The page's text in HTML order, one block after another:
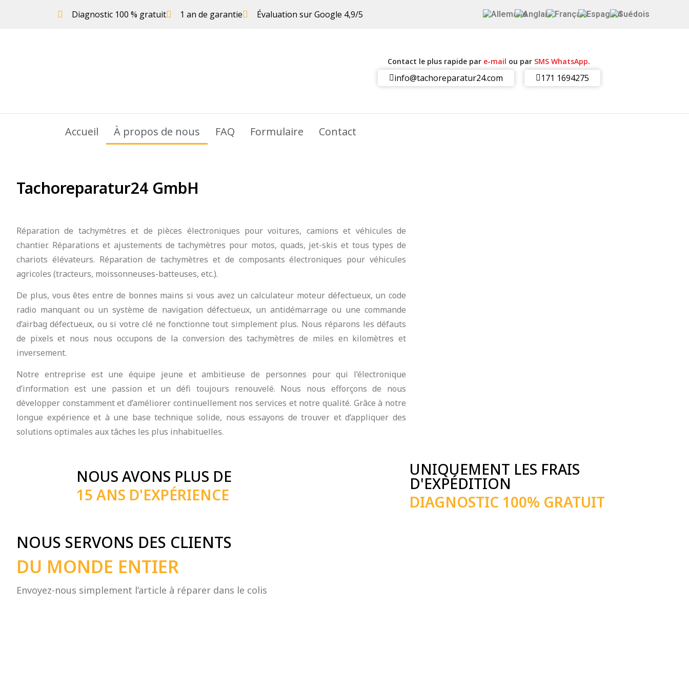
Diagnostic 100 % gratuit 1 an de garantie Évaluation sur Google 4,9/5
Contact le plus rapide par e-mail ou par SMS WhatsApp.
info@tachoreparatur24.com 171 1694275
Accueil À propos de nous FAQ Formulaire Contact
Tachoreparatur24 GmbH
Réparation de tachymètres et de pièces électroniques pour voitures, camions et véhicules de
chantier. Réparations et ajustements de tachymètres pour motos, quads, jet-skis et tous types de
chariots élévateurs. Réparation de tachymètres et de composants électroniques pour véhicules
agricoles (tracteurs, moissonneuses-batteuses, etc.).
De plus, vous êtes entre de bonnes mains si vous avez un calculateur moteur défectueux, un code
radio manquant ou un système de navigation défectueux, un antidémarrage ou une commande
d’airbag défectueux, ou si votre clé ne fonctionne tout simplement plus. Nous réparons les défauts
de pixels et nous nous occupons de la conversion des tachymètres de miles en kilomètres et
inversement.
Notre entreprise est une équipe jeune et ambitieuse de personnes pour qui l’électronique
d’information est une passion et un défi toujours renouvelé. Nous nous efforçons de nous
développer constamment et d’améliorer continuellement nos services et notre qualité. Grâce à notre
longue expérience et à une base technique solide, nous essayons de trouver et d’appliquer des
solutions optimales aux tâches les plus inhabituelles.
NOUS AVONS PLUS DE
15 ANS D'EXPÉRIENCE
UNIQUEMENT LES FRAIS
D'EXPÉDITION
DIAGNOSTIC 100% GRATUIT
NOUS SERVONS DES CLIENTS
DU MONDE ENTIER
Envoyez-nous simplement l’article à réparer dans le colis